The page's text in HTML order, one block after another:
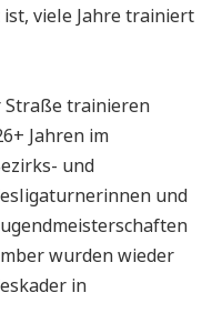
viele Jahre trainiert
Straße trainieren
Jahren im
und
und
wurden wieder
in